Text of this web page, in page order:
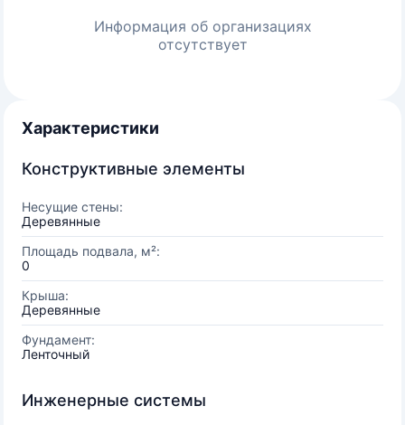
Информация об организациях
отсутствует
Характеристики
Конструктивные элементы
Несущие стены:
Деревянные
Площадь подвала, м²:
0
Крыша:
Деревянные
Фундамент:
Ленточный
Инженерные системы